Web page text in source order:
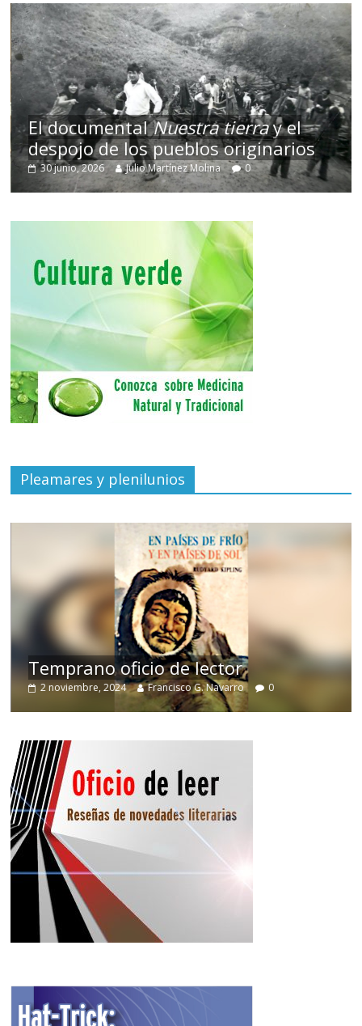
El documentalNuestra tierray el
despojo de los pueblos originarios
30 junio, 2026 Julio Martínez Molina 0
Pleamares y plenilunios
Temprano oficio de lector
2 noviembre, 2024 Francisco G. Navarro 0